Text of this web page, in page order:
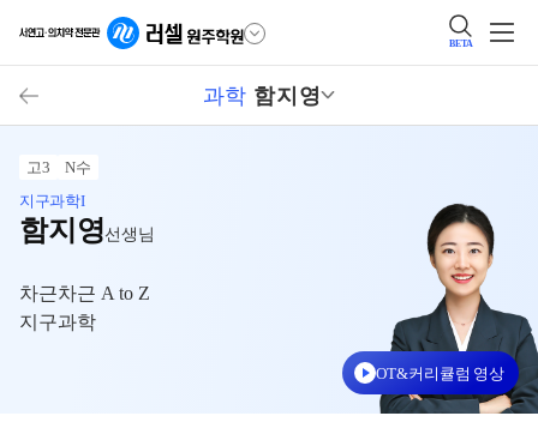
BETA
과학 함지영
고3
N수
지구과학I
함지영선생님
차근차근 A to Z
지구과학
OT&커리큘럼 영상